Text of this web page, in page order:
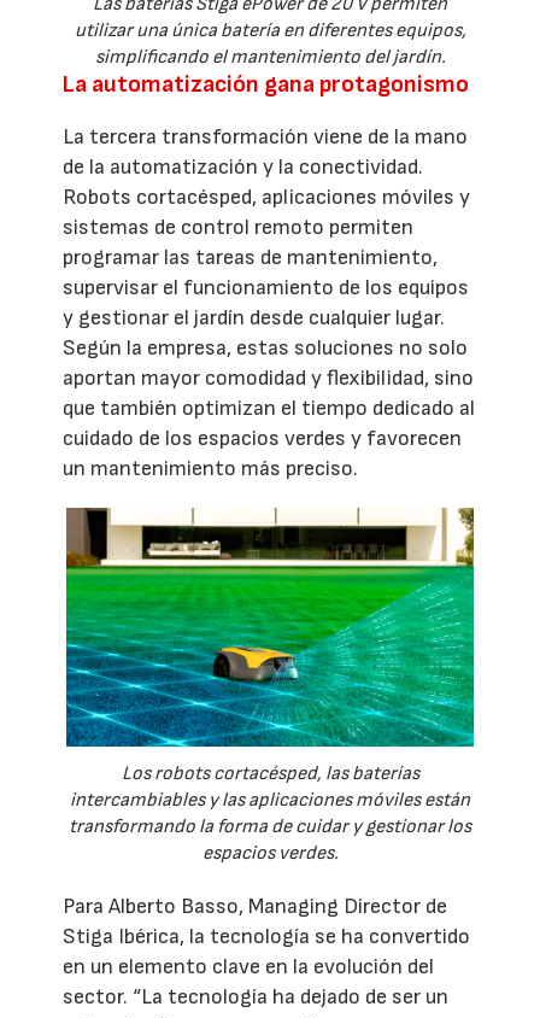
utilizar una única batería en diferentes equipos,
simplificando el mantenimiento del jardín.
La automatización gana protagonismo
La tercera transformación viene de la mano
de la automatización y la conectividad.
Robots cortacésped, aplicaciones móviles y
sistemas de control remoto permiten
programar las tareas de mantenimiento,
supervisar el funcionamiento de los equipos
y gestionar el jardín desde cualquier lugar.
Según la empresa, estas soluciones no solo
aportan mayor comodidad y flexibilidad, sino
que también optimizan el tiempo dedicado al
cuidado de los espacios verdes y favorecen
un mantenimiento más preciso.
Los robots cortacésped, las baterías
intercambiables y las aplicaciones móviles están
transformando la forma de cuidar y gestionar los
espacios verdes.
Para Alberto Basso, Managing Director de
Stiga Ibérica, la tecnología se ha convertido
en un elemento clave en la evolución del
sector. “La tecnología ha dejado de ser un